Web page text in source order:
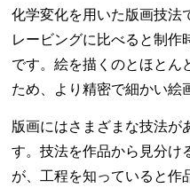
化学変化を用いた版画技法
レービングに比べると制作
です。絵を描くのとほとん
ため、より精密で細かい絵
版画にはさまざまな技法が
す。技法を作品から見分け
が、工程を知っていると作